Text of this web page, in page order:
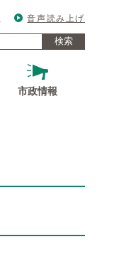
音声読み上げ
検索
市政情報